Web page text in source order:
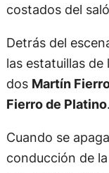
costados del
Detrás del
las estatuillas
dos Martín
Fierro de Platino.
Cuando se
conducción de